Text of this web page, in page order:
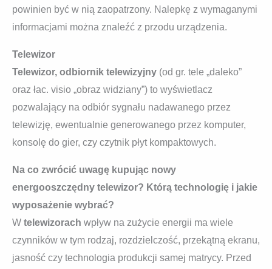
powinien być w nią zaopatrzony. Nalepkę z wymaganymi
informacjami można znaleźć z przodu urządzenia.
Telewizor
Telewizor, odbiornik telewizyjny (od gr. tele „daleko”
oraz łac. visio „obraz widziany”) to wyświetlacz
pozwalający na odbiór sygnału nadawanego przez
telewizję, ewentualnie generowanego przez komputer,
konsolę do gier, czy czytnik płyt kompaktowych.
Na co zwrócić uwagę kupując nowy
energooszczędny telewizor? Którą technologię i jakie
wyposażenie wybrać?
W telewizorach wpływ na zużycie energii ma wiele
czynników w tym rodzaj, rozdzielczość, przekątną ekranu,
jasność czy technologia produkcji samej matrycy. Przed